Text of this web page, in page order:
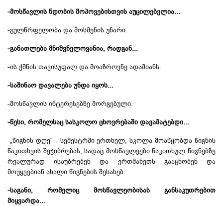
-მოსწავლის ნდობის მოპოვებისთვის აუცილებელია...
-გულწრფელობა და მოსმენის უნარი.
-განათლება მნიშვნელოვანია, რადგან...
-ის ქმნის თავისუფალ და მოაზროვნე ადამიანს.
-საშინაო დავალება უნდა იყოს...
-მოსწავლის ინტერესებზე მორგებული.
-წესი, რომელსაც სასკოლო ცხოვრებაში დავამატებდი...
-„წიგნის დღე“ - სემესტრში ერთხელ, სკოლა მოაწყობდა წიგნის
წაკითხვის შეჯიბრებას, სადაც მოსწავლეები წაკითხულ წიგნებზე
რეალურად ისაუბრებენ და ერთმანეთს გააცნობენ და
მოუყვებიან ახალი წიგნების შესახებ.
-საგანი, რომელიც მოსწავლეობისას განსაკუთრებით
მიყვარდა...